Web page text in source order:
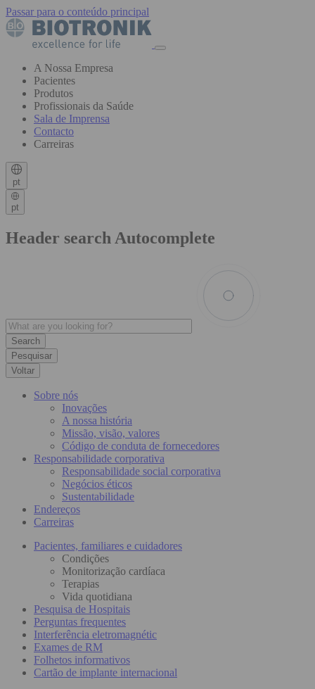
Passar para o conteúdo principal
A Nossa Empresa
Pacientes
Produtos
Profissionais da Saúde
Sala de Imprensa
Contacto
Carreiras
pt
pt
Header search Autocomplete
Pesquisar
Voltar
Sobre nós
Inovações
A nossa história
Missão, visão, valores
Código de conduta de fornecedores
Responsabilidade corporativa
Responsabilidade social corporativa
Negócios éticos
Sustentabilidade
Endereços
Carreiras
Pacientes, familiares e cuidadores
Condições
Monitorização cardíaca
Terapias
Vida quotidiana
Pesquisa de Hospitais
Perguntas frequentes
Interferência eletromagnétic
Exames de RM
Folhetos informativos
Cartão de implante internacional